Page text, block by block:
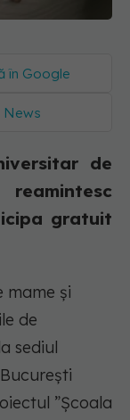
în Google
News
de
reamintesc
gratuit
mame și
de
sediul
”Școala